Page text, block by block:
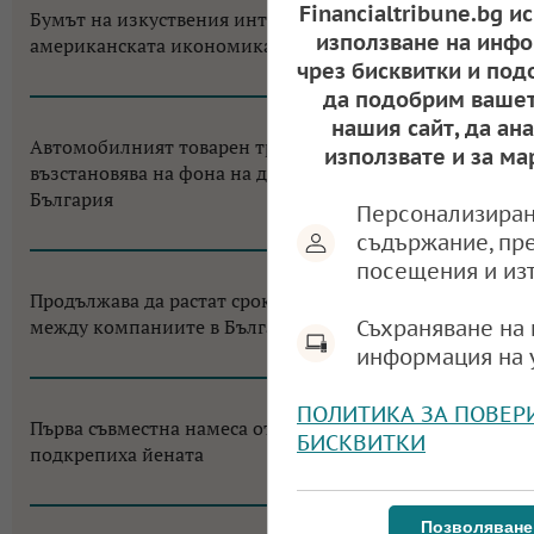
Бумът на изкуствения интелект променя
американската икономика до неузнаваемост
12:18, 06.08.2026
Автомобилният товарен транспорт в ЕС се
възстановява на фона на двуцифрен срив за
България
11:38, 05.08.2026
Продължава да растат сроковете за разплащане
между компаниите в България
11:18, 03.08.2026
Първа съвместна намеса от 2011 г.:САЩ и Япония
подкрепиха йената
09:19, 03.08.2026
Financialtribune.bg
използване на
чрез бисквитки и
да подобрим
нашия сайт, да
използвате и за
съдържание,
посещения и
Съхраняване
информация на
ПОЛИТИКА ЗА
БИСКВИТКИ